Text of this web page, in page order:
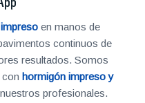
en manos de
continuos de
resultados. Somos
conhormigón impreso y
profesionales.